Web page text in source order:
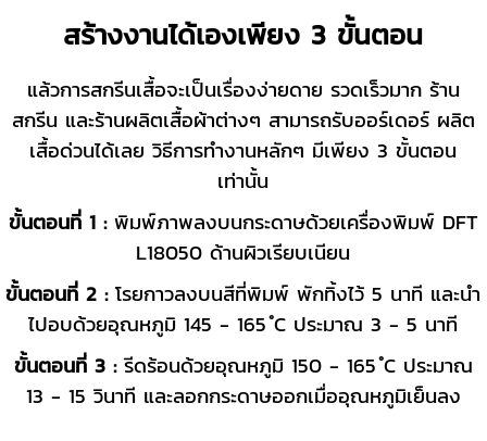
สร้างงานได้เองเพียง 3 ขั้นตอน
แล้วการสกรีนเสื้อจะเป็นเรื่องง่ายดาย รวดเร็วมาก ร้าน
สกรีน และร้านผลิตเสื้อผ้าต่างๆ สามารถรับออร์เดอร์ ผลิต
เสื้อด่วนได้เลย วิธีการทำงานหลักๆ มีเพียง 3 ขั้นตอน
เท่านั้น
ขั้นตอนที่ 1 :พิมพ์ภาพลงบนกระดาษด้วยเครื่องพิมพ์ DFT
L18050 ด้านผิวเรียบเนียน
ขั้นตอนที่ 2 :โรยกาวลงบนสีที่พิมพ์ พักทิ้งไว้ 5 นาที และนำ
ไปอบด้วยอุณหภูมิ 145 - 165 ํC ประมาณ 3 - 5 นาที
ขั้นตอนที่ 3 :รีดร้อนด้วยอุณหภูมิ 150 - 165 ํC ประมาณ
13 - 15 วินาที และลอกกระดาษออกเมื่ออุณหภูมิเย็นลง